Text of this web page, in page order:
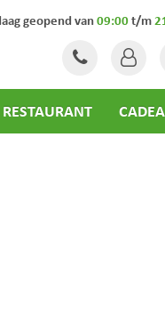
geopend van09:00t/m
RESTAURANT